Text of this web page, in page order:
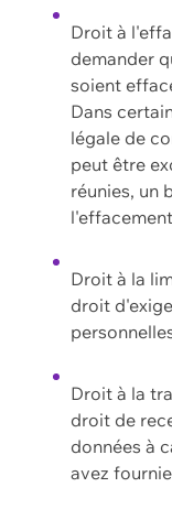
Droit à
demander
soient
Dans
légale de
peut être
réunies, un
Droit à la
droit
Droit à la
droit de
données à
avez